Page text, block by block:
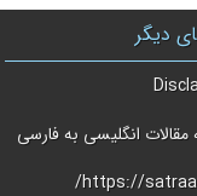
دیگر
مقالات انگلیسی به فارسی
https://